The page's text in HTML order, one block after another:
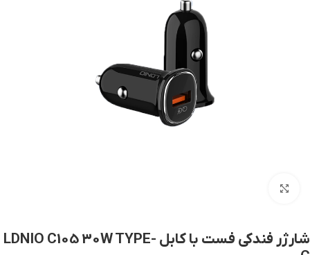
شارژر فندکی فست با کابل LDNIO C105 30W TYPE-